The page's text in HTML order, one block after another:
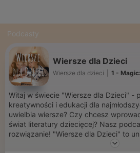
Podcasty
Wiersze dla Dzieci
Wiersze dla dzieci 1 -
Witaj w świecie "Wiersze dla Dzieci" -
kreatywności i edukacji dla najmłodszych. Czy Twoje
uwielbia wiersze? Czy chcesz
świat literatury dziecięcej? Nasz
rozwiązanie! "Wiersze dla Dzieci" to unikalne nagrania, w
których odkrywamy tajemnice